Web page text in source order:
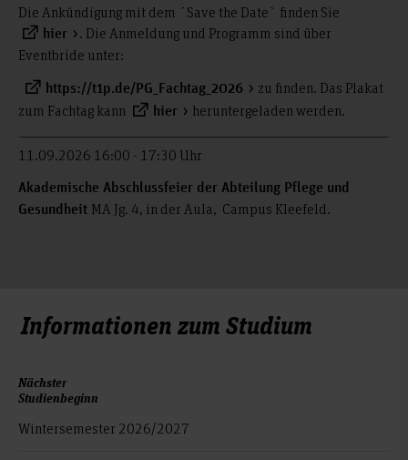
Die Ankündigung mit dem ´Save the Date` finden Sie
hier
. Die Anmeldung und Programm sind über
Eventbride unter:
https://t1p.de/PG_Fachtag_2026
zu finden. Das Plakat
zum Fachtag kann
hier heruntergeladen werden.
11.09.2026 16:00 - 17:30 Uhr
Akademische Abschlussfeier der Abteilung Pflege und
Gesundheit MA Jg. 4, in der Aula, Campus Kleefeld.
Informationen zum Studium
Nächster
Studienbeginn
Wintersemester 2026/2027